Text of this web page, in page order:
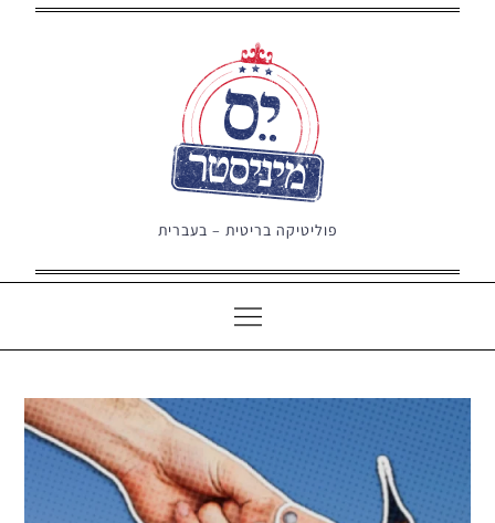
פוליטיקה בריטית – בעברית